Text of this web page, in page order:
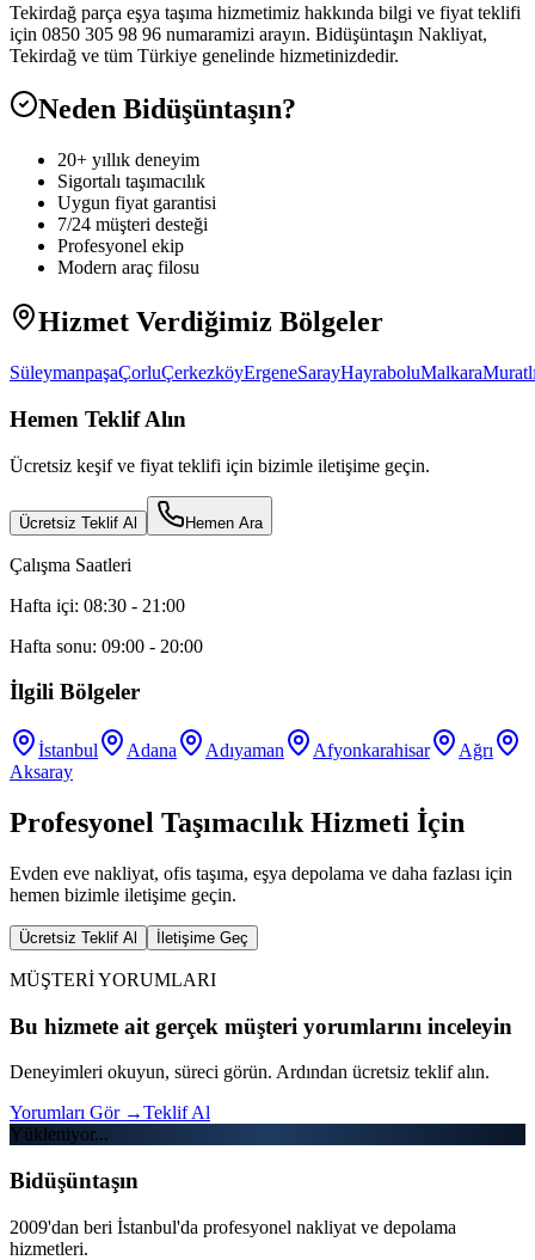
Tekirdağ parça eşya taşıma hizmetimiz hakkında bilgi ve fiyat teklifi
için 0850 305 98 96 numaramizi arayın. Bidüşüntaşın Nakliyat,
Tekirdağ ve tüm Türkiye genelinde hizmetinizdedir.
Neden Bidüşüntaşın?
20+ yıllık deneyim
Sigortalı taşımacılık
Uygun fiyat garantisi
7/24 müşteri desteği
Profesyonel ekip
Modern araç filosu
Hizmet Verdiğimiz Bölgeler
SüleymanpaşaÇorluÇerkezköyErgeneSarayHayraboluMalkara
Hemen Teklif Alın
Ücretsiz keşif ve fiyat teklifi için bizimle iletişime geçin.
Ücretsiz Teklif Al Hemen Ara
Çalışma Saatleri
Hafta içi: 08:30 - 21:00
Hafta sonu: 09:00 - 20:00
İlgili Bölgeler
İstanbul Adana Adıyaman Afyonkarahisar
Ağrı
Aksaray
Profesyonel Taşımacılık Hizmeti İçin
Evden eve nakliyat, ofis taşıma, eşya depolama ve daha fazlası için
hemen bizimle iletişime geçin.
Ücretsiz Teklif Al İletişime Geç
MÜŞTERİ YORUMLARI
Bu hizmete ait gerçek müşteri yorumlarını inceleyin
Deneyimleri okuyun, süreci görün. Ardından ücretsiz teklif alın.
Yorumları Gör →Teklif Al
Yükleniyor...
Bidüşüntaşın
2009'dan beri İstanbul'da profesyonel nakliyat ve depolama
hizmetleri.